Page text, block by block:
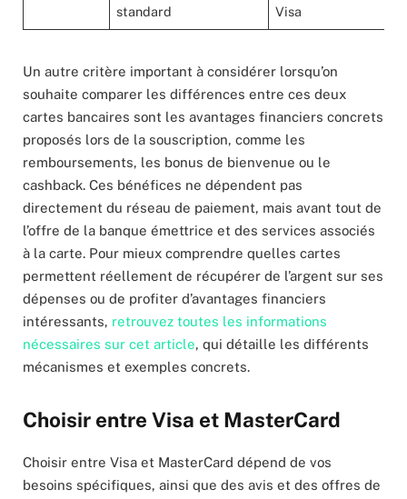
standard
Visa
Un autre critère important à considérer lorsqu’on
souhaite comparer les différences entre ces deux
cartes bancaires sont les avantages financiers concrets
proposés lors de la souscription, comme les
remboursements, les bonus de bienvenue ou le
cashback. Ces bénéfices ne dépendent pas
directement du réseau de paiement, mais avant tout de
l’offre de la banque émettrice et des services associés
à la carte. Pour mieux comprendre quelles cartes
permettent réellement de récupérer de l’argent sur ses
dépenses ou de profiter d’avantages financiers
intéressants, retrouvez toutes les informations
nécessaires sur cet article, qui détaille les différents
mécanismes et exemples concrets.
Choisir entre Visa et MasterCard
Choisir entre Visa et MasterCard dépend de vos
besoins spécifiques, ainsi que des avis et des offres de